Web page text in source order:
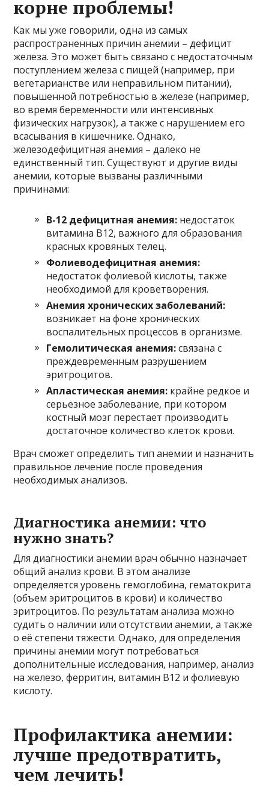
корне проблемы!
Как мы уже говорили, одна из самых
распространенных причин анемии – дефицит
железа. Это может быть связано с недостаточным
поступлением железа с пищей (например, при
вегетарианстве или неправильном питании),
повышенной потребностью в железе (например,
во время беременности или интенсивных
физических нагрузок), а также с нарушением его
всасывания в кишечнике. Однако,
железодефицитная анемия – далеко не
единственный тип. Существуют и другие виды
анемии, которые вызваны различными
причинами:
В-12 дефицитная анемия: недостаток
витамина В12, важного для образования
красных кровяных телец.
Фолиеводефицитная анемия:
недостаток фолиевой кислоты, также
необходимой для кроветворения.
Анемия хронических заболеваний:
возникает на фоне хронических
воспалительных процессов в организме.
Гемолитическая анемия:связана с
преждевременным разрушением
эритроцитов.
Апластическая анемия: крайне редкое и
серьезное заболевание, при котором
костный мозг перестает производить
достаточное количество клеток крови.
Врач сможет определить тип анемии и назначить
правильное лечение после проведения
необходимых анализов.
Диагностика анемии: что
нужно знать?
Для диагностики анемии врач обычно назначает
общий анализ крови. В этом анализе
определяется уровень гемоглобина, гематокрита
(объем эритроцитов в крови) и количество
эритроцитов. По результатам анализа можно
судить о наличии или отсутствии анемии, а также
о её степени тяжести. Однако, для определения
причины анемии могут потребоваться
дополнительные исследования, например, анализ
на железо, ферритин, витамин В12 и фолиевую
кислоту.
Профилактика анемии:
лучше предотвратить,
чем лечить!